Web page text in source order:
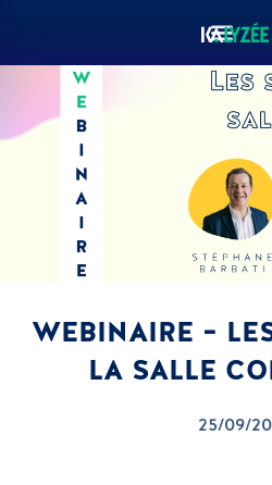
WEBINAIRE –
LA SALLE
25/09/